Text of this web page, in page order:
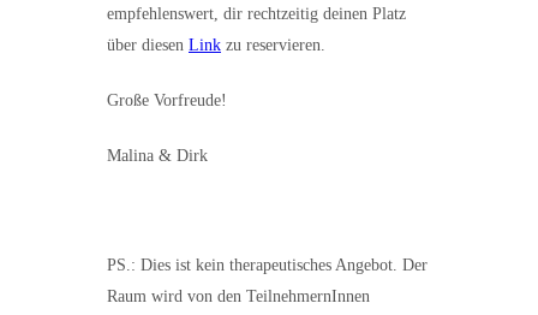
empfehlenswert, dir rechtzeitig deinen Platz
über diesen Link zu reservieren.
Große Vorfreude!
Malina & Dirk
PS.: Dies ist kein therapeutisches Angebot. Der
Raum wird von den TeilnehmernInnen